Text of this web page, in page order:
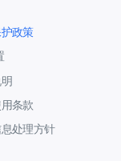
政策
条款
处理方针